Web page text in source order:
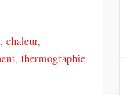
, chaleur,
, thermographie